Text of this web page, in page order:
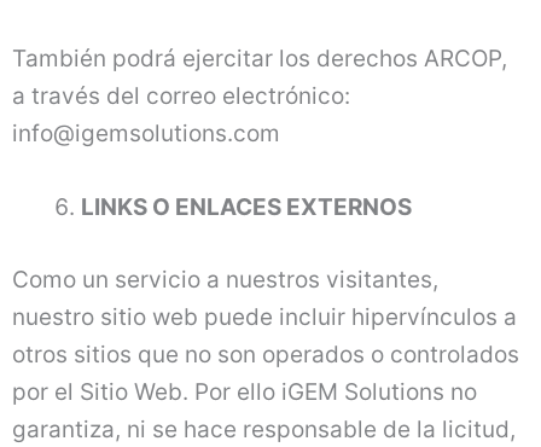
También podrá ejercitar los derechos ARCOP,
a través del correo electrónico:
info@igemsolutions.com
LINKS O ENLACES EXTERNOS
Como un servicio a nuestros visitantes,
nuestro sitio web puede incluir hipervínculos a
otros sitios que no son operados o controlados
por el Sitio Web. Por ello iGEM Solutions no
garantiza, ni se hace responsable de la licitud,